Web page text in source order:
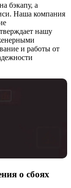
бэкапу, а
Наша компания
нашу
и работы от
о сбоях